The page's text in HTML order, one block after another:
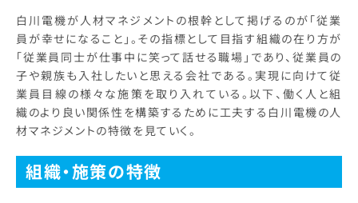
白川電機が人材マネジメントの根幹として掲げるのが「従業
員が幸せになること」。その指標として目指す組織の在り方が
「従業員同士が仕事中に笑って話せる職場」であり、従業員の
子や親族も入社したいと思える会社である。実現に向けて従
業員目線の様々な施策を取り入れている。以下、働く人と組
織のより良い関係性を構築するために工夫する白川電機の人
材マネジメントの特徴を見ていく。
組織・施策の特徴